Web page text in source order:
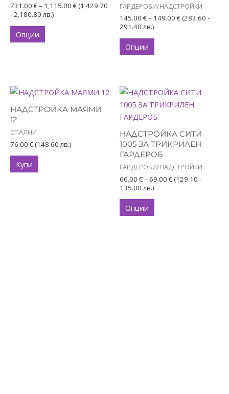
731.00 €– 1,115.00 €(1,429.70
- 2,180.80 лв.)
Опции
variants.
The
options
the
page
ГАРДЕРОБИ/НАДСТРОЙКИ
145.00 €– 149.00 €(283.60 -
291.40 лв.)
Опции
variants.
The
options
may
the
product
page
НАДСТРОЙКА МАЯМИ
12
СПАЛНИ
76.00 €(148.60 лв.)
Купи
НАДСТРОЙКА СИТИ
1005 ЗА ТРИКРИЛЕН
ГАРДЕРОБ
ГАРДЕРОБИ/НАДСТРОЙКИ
66.00 €– 69.00 €
Price
66.00 €
(129.10 -
135.00 лв.)
Опции
This
product
has
multiple
variants.
The
options
may
be
chosen
on